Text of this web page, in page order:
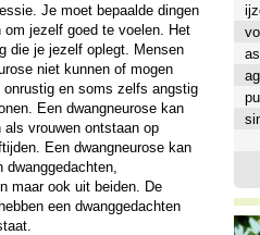
Je moet bepaalde dingen
om jezelf goed te voelen. Het
die je jezelf oplegt. Mensen
niet kunnen of mogen
onrustig en soms zelfs angstig
Een dwangneurose kan
als vrouwen ontstaan op
Een dwangneurose kan
dwanggedachten,
maar ook uit beiden. De
een dwanggedachten